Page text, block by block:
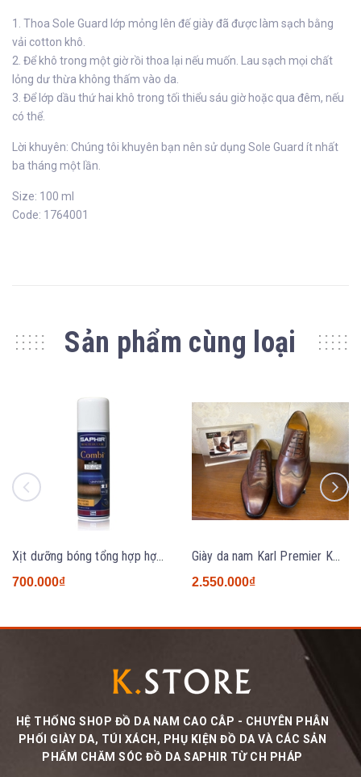
1. Thoa Sole Guard lớp mỏng lên đế giày đã được làm sạch bằng
vải cotton khô.
2. Để khô trong một giờ rồi thoa lại nếu muốn. Lau sạch mọi chất
lỏng dư thừa không thấm vào da.
3. Để lớp dầu thứ hai khô trong tối thiểu sáu giờ hoặc qua đêm, nếu
có thể.
Lời khuyên: Chúng tôi khuyên bạn nên sử dụng Sole Guard ít nhất
ba tháng một lần.
Size: 100 ml
Code: 1764001
Sản phẩm cùng loại
Xịt dưỡng bóng tổng hợp hợp đa năng Saphir Combi 200ml
700.000₫
Giày da nam Karl Premier KM2631 BROWN
2.550.000₫
HỆ THỐNG SHOP ĐỒ DA NAM CAO CÂP - CHUYÊN PHÂN
PHỐI GIÀY DA, TÚI XÁCH, PHỤ KIỆN ĐỒ DA VÀ CÁC SẢN
PHẨM CHĂM SÓC ĐỒ DA SAPHIR TỪ CH PHÁP